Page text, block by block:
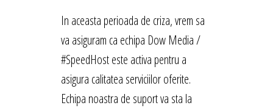
In aceasta perioada de criza, vrem sa
va asiguram ca echipa Dow Media /
#SpeedHost este activa pentru a
asigura calitatea serviciilor oferite.
Echipa noastra de suport va sta la